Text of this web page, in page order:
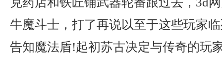
牛魔斗士，打了再说以至于这些玩家
告知魔法盾!起初苏古决定与传奇的玩